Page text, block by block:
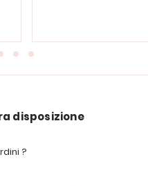
disposizione
?